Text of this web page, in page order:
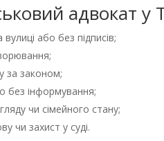
адвокат
або без підписів;
за законом;
без інформування;
чи сімейного стану;
чи захист у суді.